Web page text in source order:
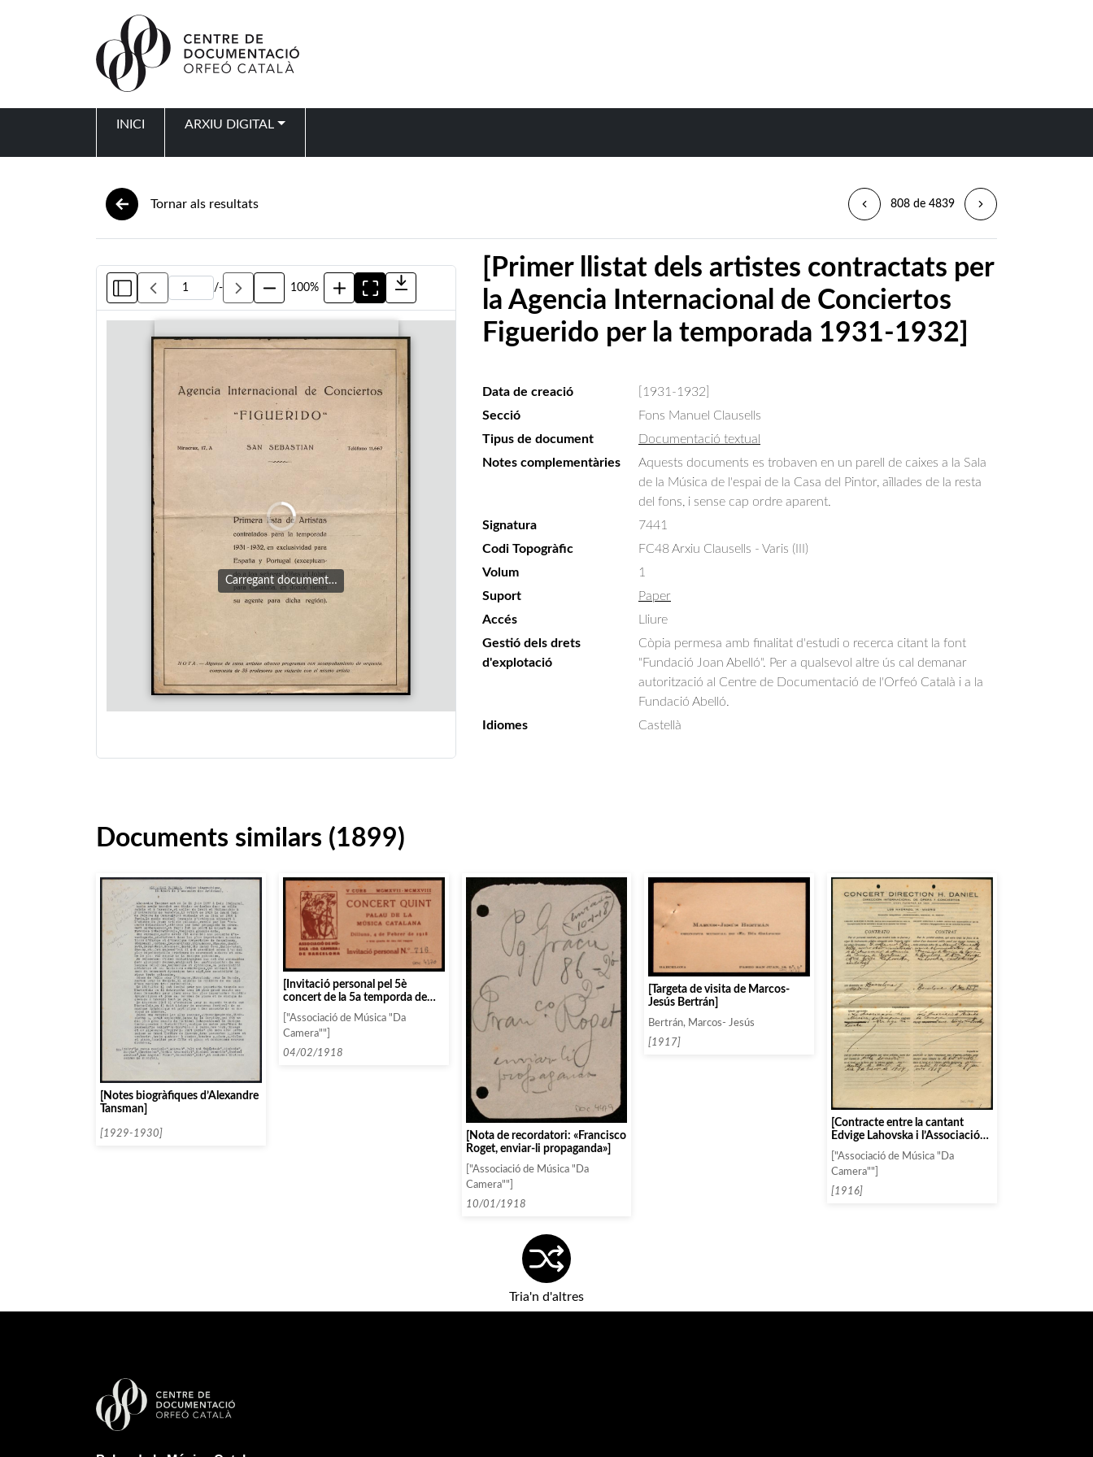
INICI ARXIU DIGITAL
Tornar als resultats 808 de 4839
/- 100%
Carregant document…
[Primer llistat dels artistes contractats per
la Agencia Internacional de Conciertos
Figuerido per la temporada 1931-1932]
Data de creació
[1931-1932]
Secció
Fons Manuel Clausells
Tipus de document
Documentació textual
Notes complementàries
Aquests documents es trobaven en un parell de caixes a la Sala
de la Música de l'espai de la Casa del Pintor, aïllades de la resta
del fons, i sense cap ordre aparent.
Signatura
7441
Codi Topogràfic
FC48 Arxiu Clausells - Varis (III)
Volum
1
Suport
Paper
Accés
Lliure
Gestió dels drets
d'explotació
Còpia permesa amb finalitat d'estudi o recerca citant la font
"Fundació Joan Abelló". Per a qualsevol altre ús cal demanar
autorització al Centre de Documentació de l'Orfeó Català i a la
Fundació Abelló.
Idiomes
Castellà
Documents similars (1899)
[Notes biogràfiques d’Alexandre
Tansman]
[1929-1930]
[Invitació personal pel 5è
concert de la 5a temporda de
l’Associació pel soci nº 716
[Antoni Moya i Cargol]]
["Associació de Música "Da
Camera""]
04/02/1918
[Nota de recordatori: «Francisco
Roget, enviar-li propaganda»]
["Associació de Música "Da
Camera""]
10/01/1918
[Targeta de visita de Marcos-
Jesús Bertrán]
Bertrán, Marcos- Jesús
[1917]
[Contracte entre la cantant
Edvige Lahovska i l’Associació
de Música «da Camera»]
["Associació de Música "Da
Camera""]
[1916]
Tria'n d'altres